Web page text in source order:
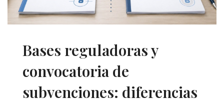
Bases reguladoras y
convocatoria de
subvenciones: diferencias